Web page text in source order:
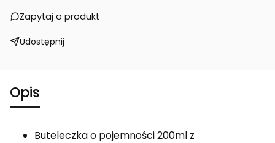
Zapytaj o produkt
Udostępnij
Opis
Buteleczka o pojemności 200ml z